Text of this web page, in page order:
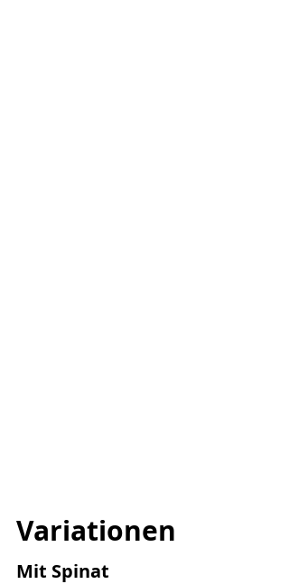
Variationen
Mit Spinat